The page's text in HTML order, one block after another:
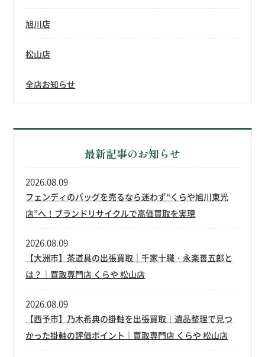
旭川店
松山店
全店お知らせ
最新記事のお知らせ
フェンディのバッグを売るなら迷わず“くらや旭川東光
店”へ！ブランドリサイクルで高価買取を実現
2026.08.09
【大洲市】茶道具の出張買取｜千家十職・永楽善五郎と
は？｜買取専門店 くらや 松山店
2026.08.09
【西予市】乃木希典の掛軸を出張買取｜遺品整理で見つ
かった掛軸の評価ポイント｜買取専門店 くらや 松山店
2026.08.09